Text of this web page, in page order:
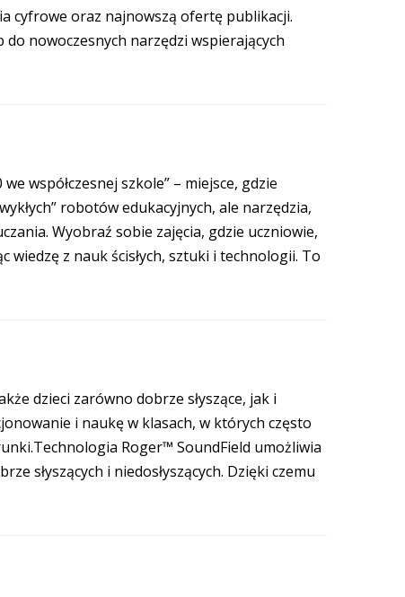
cyfrowe oraz najnowszą ofertę publikacji.
nowoczesnych narzędzi wspierających
współczesnej szkole” – miejsce, gdzie
robotów edukacyjnych, ale narzędzia,
Wyobraź sobie zajęcia, gdzie uczniowie,
wiedzę z nauk ścisłych, sztuki i technologii. To
dzieci zarówno dobrze słyszące, jak i
i naukę w klasach, w których często
Roger™ SoundField umożliwia
słyszących i niedosłyszących. Dzięki czemu